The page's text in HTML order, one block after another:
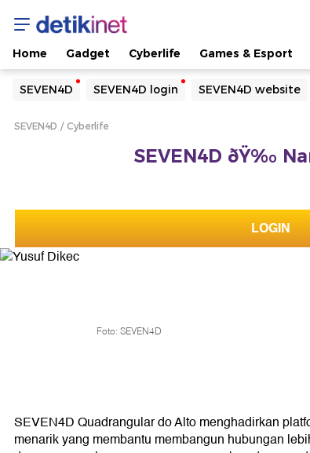
Home Gadget Cyberlife Games & Esport
SEVEN4D SEVEN4D login SEVEN4D website
Yang sedang ramai dicari
Loading...
SEVEN4D Cyberlife
SEVEN4D ðŸ‰
LOGIN
Foto: SEVEN4D
SEVEN4D Quadrangular do Alto menghadirkan
menarik yang membantu membangun hubungan